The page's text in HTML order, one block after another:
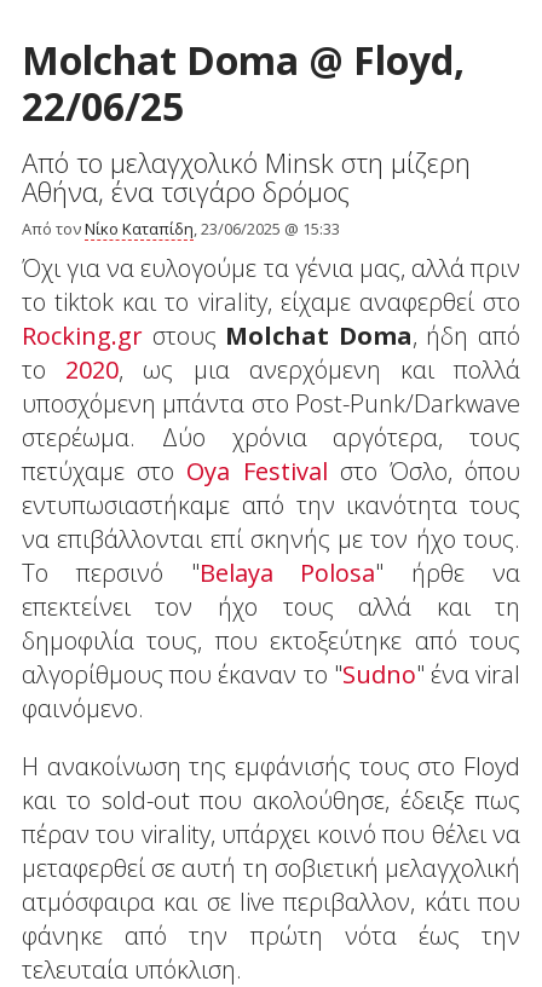
Molchat Doma @ Floyd,
22/06/25
Από το μελαγχολικό Minsk στη μίζερη
Αθήνα, ένα τσιγάρο δρόμος
Από τονΝίκο Καταπίδη, 23/06/2025 @ 15:33
Όχι για να ευλογούμε τα γένια μας, αλλά πριν
το tiktok και το virality, είχαμε αναφερθεί στο
Rocking.grστους Molchat Doma, ήδη από
το 2020, ως μια ανερχόμενη και πολλά
υποσχόμενη μπάντα στο Post-Punk/Darkwave
στερέωμα. Δύο χρόνια αργότερα, τους
πετύχαμε στο Oya Festival στο Όσλο, όπου
εντυπωσιαστήκαμε από την ικανότητα τους
να επιβάλλονται επί σκηνής με τον ήχο τους.
To περσινό "Belaya Polosa" ήρθε να
επεκτείνει τον ήχο τους αλλά και τη
δημοφιλία τους, που εκτοξεύτηκε από τους
αλγορίθμους που έκαναν το "Sudno" ένα viral
φαινόμενο.
Η ανακοίνωση της εμφάνισής τους στο Floyd
και το sold-out που ακολούθησε, έδειξε πως
πέραν του virality, υπάρχει κοινό που θέλει να
μεταφερθεί σε αυτή τη σοβιετική μελαγχολική
ατμόσφαιρα και σε live περιβαλλον, κάτι που
φάνηκε από την πρώτη νότα έως την
τελευταία υπόκλιση.